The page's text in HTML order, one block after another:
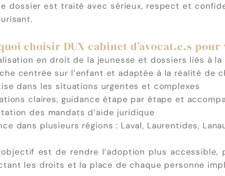
dossier est traité avec sérieux, respect et
choisir DUX cabinet d’avocat.e.s
en droit de la jeunesse et dossiers liés à la
centrée sur l’enfant et adaptée à la réalité de
dans les situations urgentes et complexes
claires, guidance étape par étape et
des mandats d’aide juridique
dans plusieurs régions : Laval, Laurentides,
est de rendre l’adoption plus
les droits et la place de chaque personne